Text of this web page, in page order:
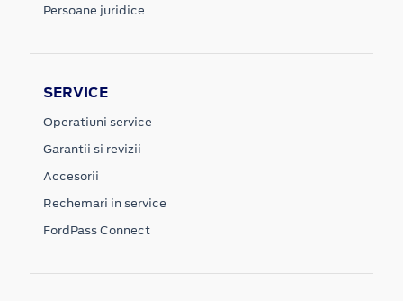
Persoane juridice
SERVICE
Operatiuni service
Garantii si revizii
Accesorii
Rechemari in service
FordPass Connect